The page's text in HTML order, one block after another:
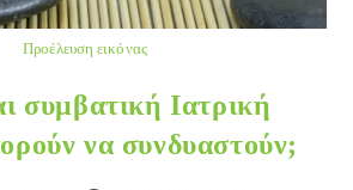
Προέλευση εικόνας
συμβατική Ιατρική
να συνδυαστούν;